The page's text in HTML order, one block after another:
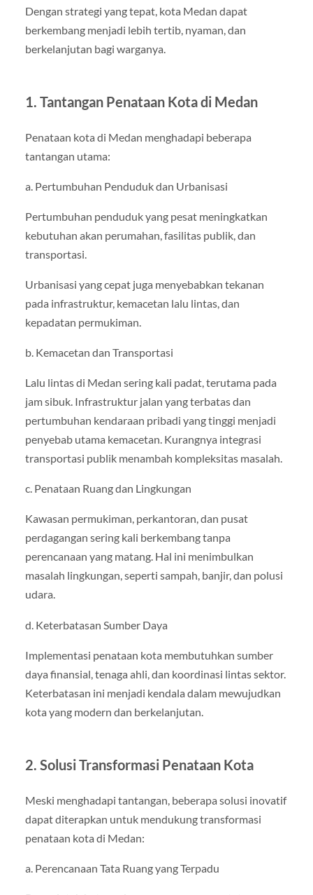
Dengan strategi yang tepat, kota Medan dapat
berkembang menjadi lebih tertib, nyaman, dan
berkelanjutan bagi warganya.
1. Tantangan Penataan Kota di Medan
Penataan kota di Medan menghadapi beberapa
tantangan utama:
a. Pertumbuhan Penduduk dan Urbanisasi
Pertumbuhan penduduk yang pesat meningkatkan
kebutuhan akan perumahan, fasilitas publik, dan
transportasi.
Urbanisasi yang cepat juga menyebabkan tekanan
pada infrastruktur, kemacetan lalu lintas, dan
kepadatan permukiman.
b. Kemacetan dan Transportasi
Lalu lintas di Medan sering kali padat, terutama pada
jam sibuk. Infrastruktur jalan yang terbatas dan
pertumbuhan kendaraan pribadi yang tinggi menjadi
penyebab utama kemacetan. Kurangnya integrasi
transportasi publik menambah kompleksitas masalah.
c. Penataan Ruang dan Lingkungan
Kawasan permukiman, perkantoran, dan pusat
perdagangan sering kali berkembang tanpa
perencanaan yang matang. Hal ini menimbulkan
masalah lingkungan, seperti sampah, banjir, dan polusi
udara.
d. Keterbatasan Sumber Daya
Implementasi penataan kota membutuhkan sumber
daya finansial, tenaga ahli, dan koordinasi lintas sektor.
Keterbatasan ini menjadi kendala dalam mewujudkan
kota yang modern dan berkelanjutan.
2. Solusi Transformasi Penataan Kota
Meski menghadapi tantangan, beberapa solusi inovatif
dapat diterapkan untuk mendukung transformasi
penataan kota di Medan:
a. Perencanaan Tata Ruang yang Terpadu